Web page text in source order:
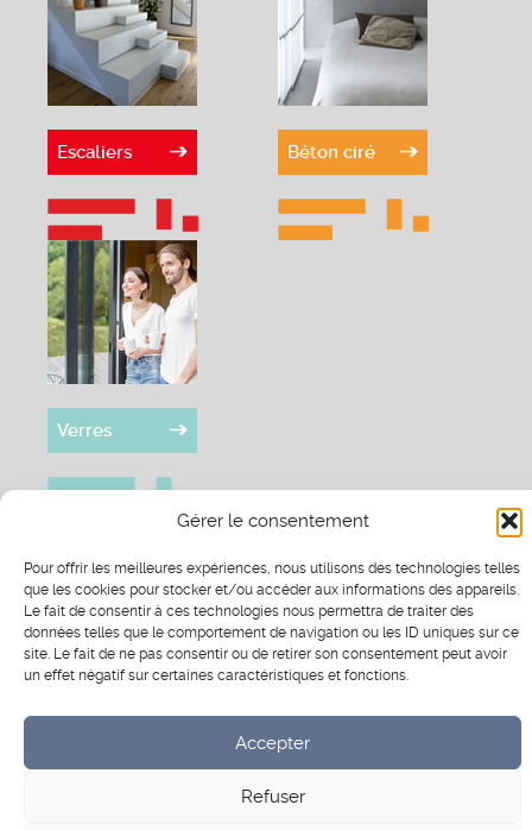
Gérer le consentement
Pour offrir les meilleures expériences, nous utilisons des technologies telles
que les cookies pour stocker et/ou accéder aux informations des appareils.
Le fait de consentir à ces technologies nous permettra de traiter des
données telles que le comportement de navigation ou les ID uniques sur ce
site. Le fait de ne pas consentir ou de retirer son consentement peut avoir
un effet négatif sur certaines caractéristiques et fonctions.
Accepter
Refuser
Escaliers Béton ciré
Verres
RÉSEAUX SOCIAUX
Facebook
Instagram
Pinterest
Scal’In®2026 - Tous droits réservés.Mentions légales